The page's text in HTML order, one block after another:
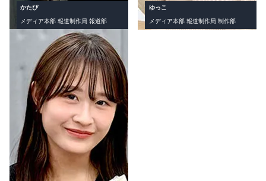
かたぴ
メディア本部 報道制作局 報道部
ゆっこ
メディア本部 報道制作局 制作部